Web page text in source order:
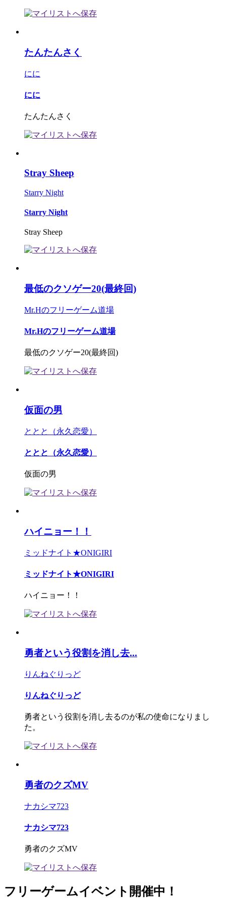
たんたんさく
にに
にに
たんたんさく
Stray Sheep
Starry Night
Starry Night
Stray Sheep
最低のクソゲー20(最終回)
Mr.Hのフリーゲーム道場
Mr.Hのフリーゲーム道場
最低のクソゲー20(最終回)
仮面の男
ととと（永久恋愛）
ととと（永久恋愛）
仮面の男
ハイニョー！！
ミッドナイト★ONIGIRI
ミッドナイト★ONIGIRI
ハイニョー！！
勇者という役割を消し去...
りんねぐりっど
りんねぐりっど
勇者という役割を消し去るのが私の使命になりまし
た。
勇者のクズMV
ナカシマ723
ナカシマ723
勇者のクズMV
フリーゲームイベント開催中！